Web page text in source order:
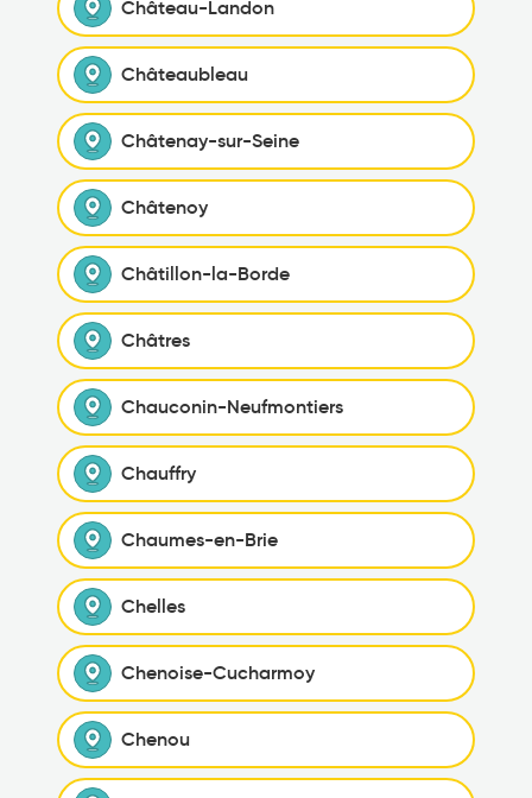
Château-Landon
Châteaubleau
Châtenay-sur-Seine
Châtenoy
Châtillon-la-Borde
Châtres
Chauconin-Neufmontiers
Chauffry
Chaumes-en-Brie
Chelles
Chenoise-Cucharmoy
Chenou